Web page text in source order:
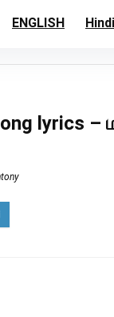
ENGLISH Hindi
lyrics –